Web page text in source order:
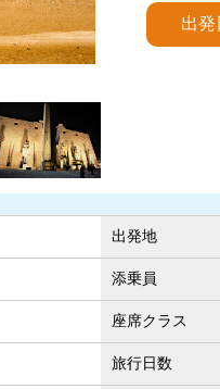
出
出発地
添乗員
座席クラス
旅行日数